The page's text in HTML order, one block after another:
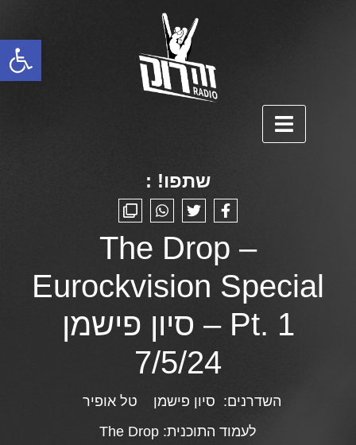
פתח סרגל נגישות
שתפו! :
The Drop –
Eurockvision Special
Pt. 1 – סיון פישמן
7/5/24
השדרנים: סיון פישמן
טל אופיר
לעמוד התוכנית: The Drop